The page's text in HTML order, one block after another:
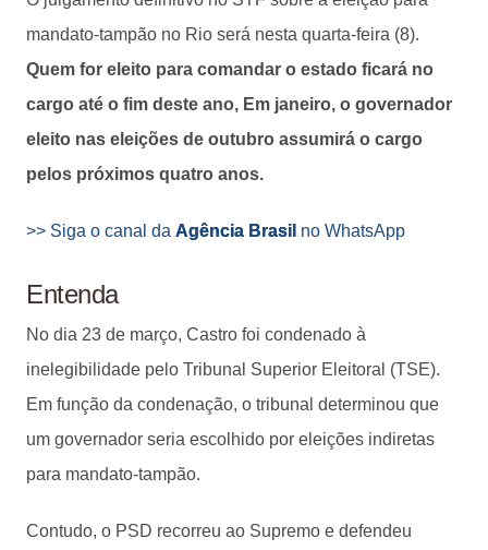
mandato-tampão no Rio será nesta quarta-feira (8).
Quem for eleito para comandar o estado ficará no
cargo até o fim deste ano, Em janeiro, o governador
eleito nas eleições de outubro assumirá o cargo
pelos próximos quatro anos.
>> Siga o canal da Agência Brasil no WhatsApp
Entenda
No dia 23 de março, Castro foi condenado à
inelegibilidade pelo Tribunal Superior Eleitoral (TSE).
Em função da condenação, o tribunal determinou que
um governador seria escolhido por eleições indiretas
para mandato-tampão.
Contudo, o PSD recorreu ao Supremo e defendeu